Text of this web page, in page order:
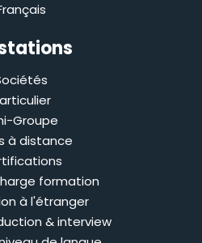
Groupe
à distance
formation
à l'étranger
& interview